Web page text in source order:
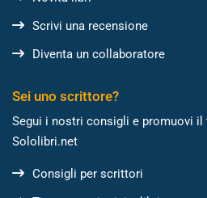
Scrivi una recensione
Diventa un collaboratore
Sei uno scrittore?
Segui i nostri consigli e promuovi
Sololibri.net
Consigli per scrittori